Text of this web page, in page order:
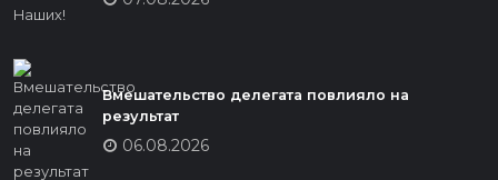
Вмешательство делегата повлияло на
результат
06.08.2026